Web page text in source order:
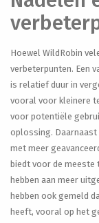
Hoewel WildRobin
verbeterpunten. Een
is relatief duur in
vooral voor kleinere
voor potentiële
oplossing.
met meer
biedt voor de meeste
hebben aan meer
hebben ook gemeld
heeft, vooral op het